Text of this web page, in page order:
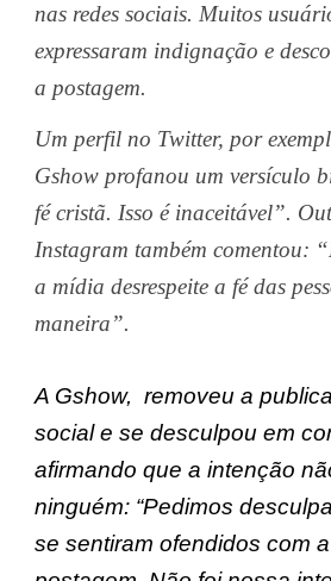
nas redes sociais. Muitos
expressaram indignação e
a postagem.
Um perfil no Twitter, por
Gshow profanou um versículo
fé cristã. Isso é inaceitável”.
Instagram também comentou:
a mídia desrespeite a fé das
maneira”.
A Gshow, removeu a
social e se desculpou em
afirmando que a intenção
ninguém: “Pedimos
se sentiram ofendidos com